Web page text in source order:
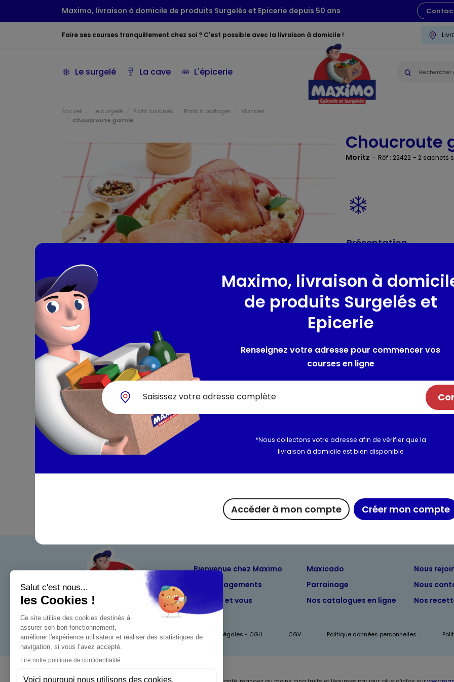
Maximo, livraison à domicile de produits Surgelés et Epicerie depuis 50 ans
Faire ses courses tranquillement chez soi ? C'est possible avec la livraison à domicile !
Le surgelé La cave L'épicerie
Accueil Le surgelé Plats cuisinés Plats à partager
Viandes
Choucroute garnie
Choucroute
Moritz - Réf : 22422 - 2 sachets
Présentation
d'Alsace, 2 mini-saucisses
2 à 4 parts
Utilisation et
Composition /
Charcuteries : Viandes et
Exhausteur de goût :
polyphosphates, Antioxydant
Conservateur : nitrite de
hêtre. Choucroute cuite
porc française.
Valeurs nutritionnelles
Bienvenue chez Maximo
Nos engagements
Maximo et vous
Maxicado
Parrainage
Nos catalogues en ligne
Nous
Nous
Nos
Mentions légales - CGU CGV Politique données personnelles
Maximo, livraison à
de produits Surgelés et
Epicerie
Renseignez votre adresse pour commencer vos
courses en ligne
*Nous collectons votre adresse afin de vérifier que la
livraison à domicile est bien disponible
Accéder à mon compte Créer mon compte